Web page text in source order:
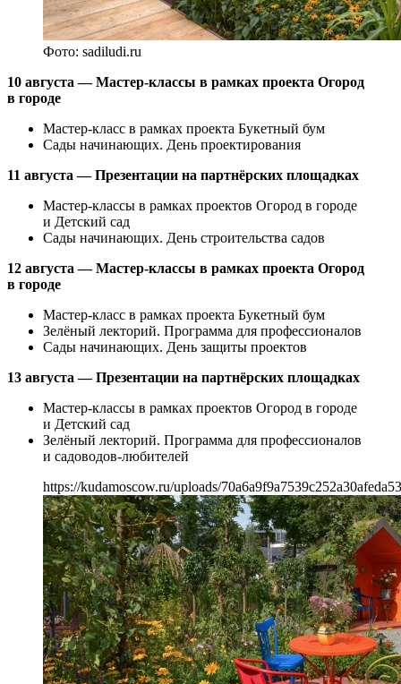
Фото: sadiludi.ru
10 августа — Мастер-классы в рамках проекта Огород
в городе
Мастер-класс в рамках проекта Букетный бум
Сады начинающих. День проектирования
11 августа — Презентации на партнёрских площадках
Мастер-классы в рамках проектов Огород в городе
и Детский сад
Сады начинающих. День строительства садов
12 августа — Мастер-классы в рамках проекта Огород
в городе
Мастер-класс в рамках проекта Букетный бум
Зелёный лекторий. Программа для профессионалов
Сады начинающих. День защиты проектов
13 августа — Презентации на партнёрских площадках
Мастер-классы в рамках проектов Огород в городе
и Детский сад
Зелёный лекторий. Программа для профессионалов
и садоводов-любителей
https://kudamoscow.ru/uploads/